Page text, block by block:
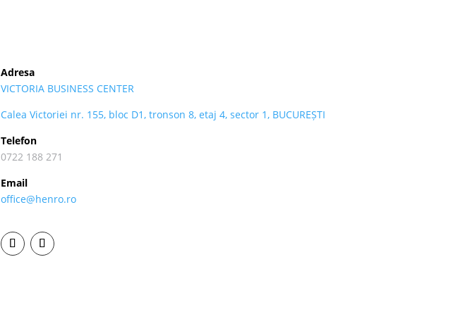
Adresa
VICTORIA BUSINESS CENTER
Calea Victoriei nr. 155, bloc D1, tronson 8, etaj 4, sector 1, BUCUREȘTI
Telefon
0722 188 271
Email
office@henro.ro